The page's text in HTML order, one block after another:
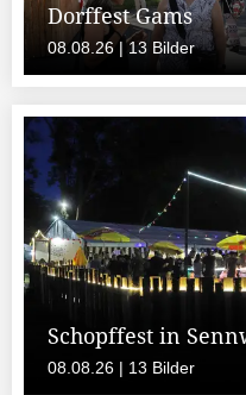
Dorffest Gams
08.08.26 | 13 Bilder
Schopffest in
08.08.26 | 13 Bilder